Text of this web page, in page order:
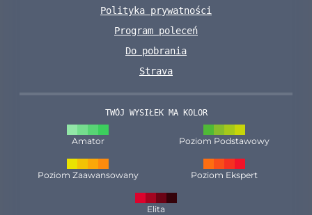
Polityka prywatności
Program poleceń
Do pobrania
Strava
TWÓJ WYSIŁEK MA KOLOR
Amator Poziom Podstawowy
Poziom Zaawansowany Poziom Ekspert
Elita